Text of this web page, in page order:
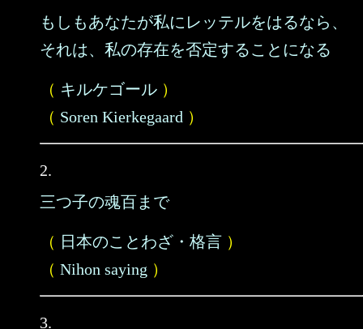
もしもあなたが私にレッテルをはるなら、
それは、私の存在を否定することになる
（ キルケゴール ）
（ Soren Kierkegaard ）
2.
三つ子の魂百まで
（ 日本のことわざ・格言 ）
（ Nihon saying ）
3.